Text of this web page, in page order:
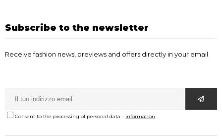
Subscribe to the newsletter
Receive fashion news, previews and offers directly in your email
Consent to the processing of personal data - information